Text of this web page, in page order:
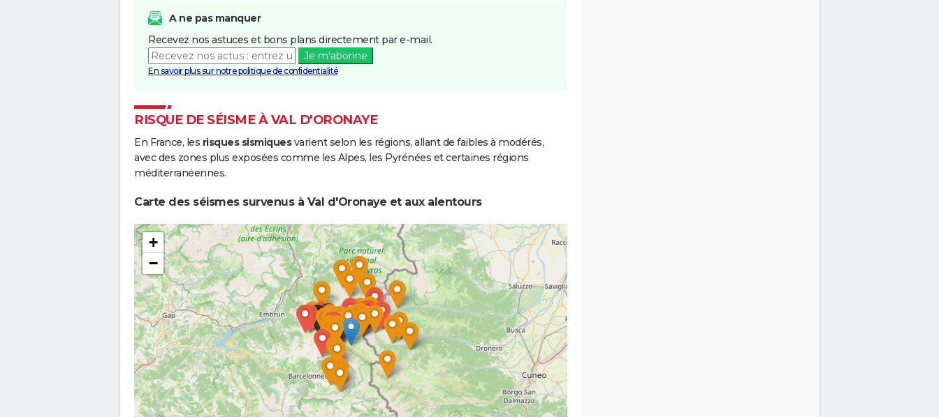
A ne pas manquer
Recevez nos astuces et bons plans directement par e-mail.
Je m'abonne
En savoir plus sur notre politique de confidentialité
RISQUE DE SÉISME À VAL D'ORONAYE
En France, les risques sismiquesvarient selon les régions, allant de faibles à modérés,
avec des zones plus exposées comme les Alpes, les Pyrénées et certaines régions
méditerranéennes.
Carte des séismes survenus à Val d'Oronaye et aux alentours
+
−